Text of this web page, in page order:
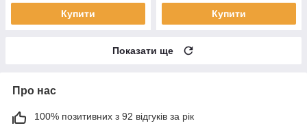
Купити Купити
Показати ще
Про нас
100% позитивних з 92 відгуків за рік